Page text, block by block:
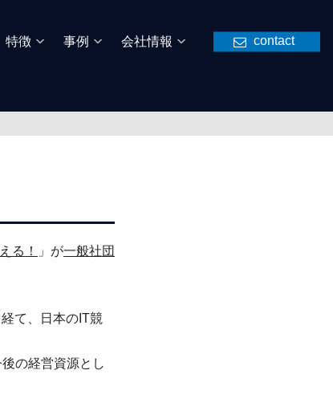
特徴 事例 会社情報 contact
る！ 」が一般社団
て、日本のIT競
の経営資源とし